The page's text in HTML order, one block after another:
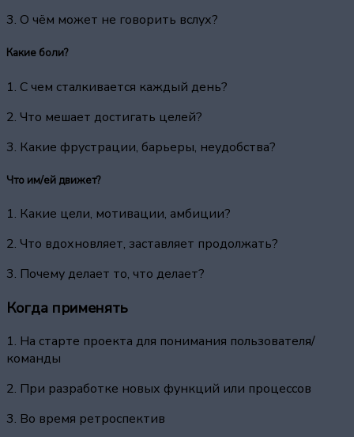
3. О чём может не говорить вслух?
Какие боли?
1. С чем сталкивается каждый день?
2. Что мешает достигать целей?
3. Какие фрустрации, барьеры, неудобства?
Что им/ей движет?
1. Какие цели, мотивации, амбиции?
2. Что вдохновляет, заставляет продолжать?
3. Почему делает то, что делает?
Когда применять
1. На старте проекта для понимания пользователя/
команды
2. При разработке новых функций или процессов
3. Во время ретроспектив